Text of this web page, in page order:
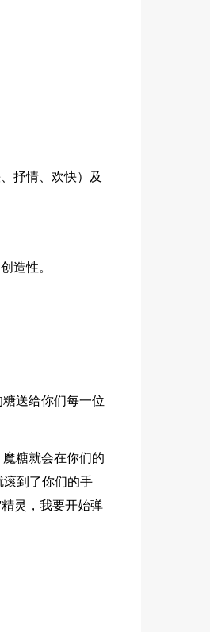
抒情、欢快）及
造性。
送给你们每一位
糖就会在你们的
到了你们的手
灵，我要开始弹